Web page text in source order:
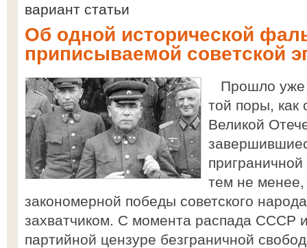
вариант статьи
Об одной исторической
приписываемой советской
Прошло уже
той поры, как
Великой
тем не
закономерной победы советского
захватчиком. С момента распада СССР
партийной цензуре безграничной